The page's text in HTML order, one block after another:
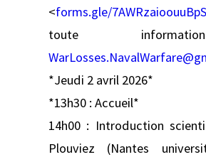
<forms.gle/
toute
*Jeudi 2 avril 2026*
*13h30 : Accueil*
14h00 : Introduction
Plouviez (Nantes